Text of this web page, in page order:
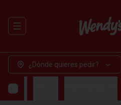
Abrir menu de navegación
¿Dónde quieres pedir?